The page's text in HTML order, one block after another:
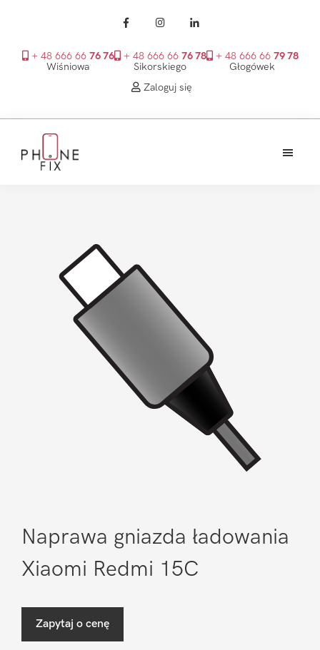
+ 48 666 66 76 76
Wiśniowa
+ 48 666 66 76 78
Sikorskiego
+ 48 666 66 79 78
Głogówek
Zaloguj się
głównego
Naprawa gniazda ładowania
Xiaomi Redmi 15C
Zapytaj o cenę